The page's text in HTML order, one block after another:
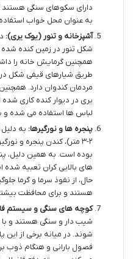
دارای سکوهای سنگی هستند
به عنوان محل خواب
آشپزخانه و تنور (یوک یری):
شکل تنور در زمین کنده شده
همچنین گرمایش خانه را
طریق شیارهای قیفی شکل
مردمان کندوان دارد.
یری در دیوار کنده کاری
لباس ها استفاده می شده و
پنجره ها و نورگیرها: به
۲-۳ متر)، کندن پنجره و
بوده است. به همین دلیل،
های بالایی کران تعبیه شده
حال، از نفوذ سرما و گرما
هستند و برای محافظت
کوچه های سنگی و سیستم
شیب دار و سنگی هستند و
شوند. در میانه برخی از
فصول بارانی و هنگام ذوب